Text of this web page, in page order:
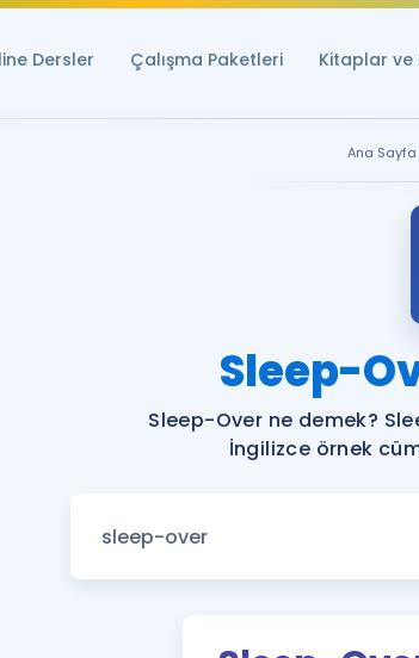
Dersler Çalışma Paketleri Kitaplar ve
Ana Sayfa
Sleep-
Sleep-Over ne demek?
İngilizce örnek